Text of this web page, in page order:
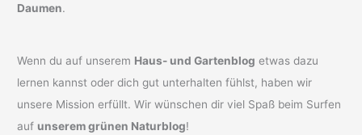
Daumen.
Wenn du auf unserem Haus- und Gartenblog etwas dazu
lernen kannst oder dich gut unterhalten fühlst, haben wir
unsere Mission erfüllt. Wir wünschen dir viel Spaß beim Surfen
auf unserem grünen Naturblog!